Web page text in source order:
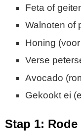
Feta of
Walnoten of
Honing
Verse
Avocado
Gekookt ei
Stap 1: